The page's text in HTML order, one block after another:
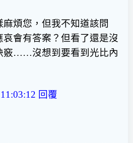
煩您，但我不知道該問
會有答案？但看了還是沒
竅……沒想到要看到光比內
回覆